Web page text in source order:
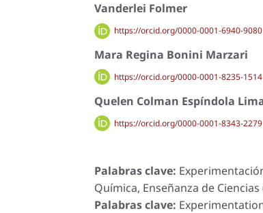
Vanderlei Folmer
https://orcid.org/0000-0001-6940-9080
Mara Regina Bonini Marzari
https://orcid.org/0000-0001-8235-1514
Quelen Colman Espíndola
https://orcid.org/0000-0001-8343-2279
Palabras clave:
Química, Enseñanza de Ciencias
Palabras clave: